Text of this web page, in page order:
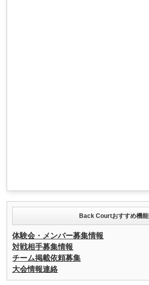
Back Courtおすすめ機能
体験会・メンバー募集情報
対戦相手募集情報
チーム掲載依頼募集
大会情報連絡